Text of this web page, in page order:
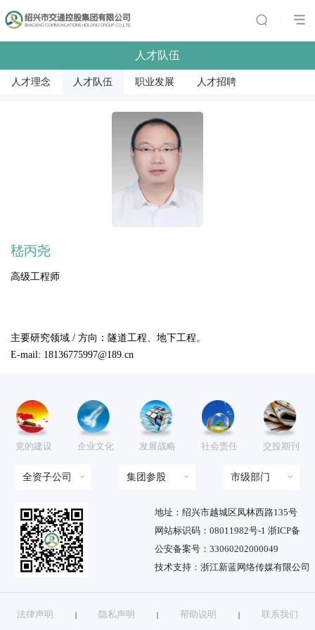
人才队伍
人才理念 人才队伍 职业发展 人才招聘
嵇丙尧
高级工程师
主要研究领域 / 方向：隧道工程、地下工程。
E-mail: 18136775997@189.cn
党的建设 企业文化 发展战略 社会责任 交投期刊
全资子公司 集团参股 市级部门
地址：绍兴市越城区凤林西路135号
网站标识码：08011982号-1 浙ICP备
公安备案号：33060202000049
技术支持：浙江新蓝网络传媒有限公司
法律声明 ｜ 隐私声明 ｜ 帮助说明 ｜ 联系我们